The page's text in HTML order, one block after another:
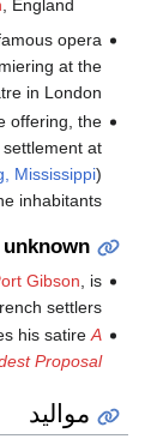
, England.
opera
at the
in London.
offering, the
at
Mississippi)
inhabitants.
unknown
Gibson , is
settlers.
his satireA
Proposal
مواليد